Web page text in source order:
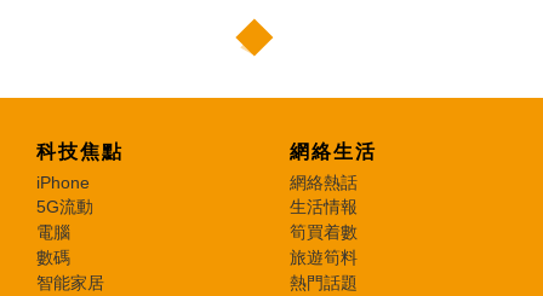
科技焦點
iPhone
5G流動
電腦
數碼
智能家居
網絡生活
網絡熱話
生活情報
筍買着數
旅遊筍料
熱門話題